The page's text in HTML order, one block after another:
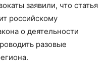
заявили, что статья
российскому
о деятельности
разовые